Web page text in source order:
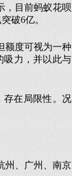
，目前蚂蚁花呗
破6亿。
额度可视为一种
吸力，并以此与
存在局限性。况
州、广州、南京